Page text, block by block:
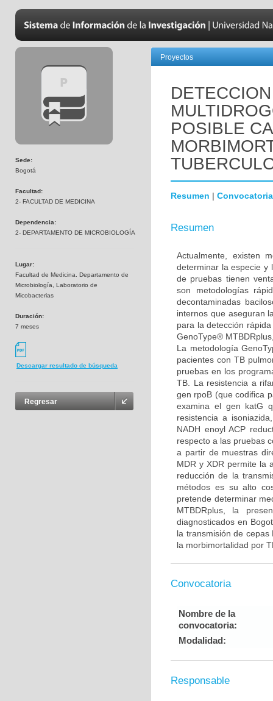
Sede:
Bogotá
Facultad:
2- FACULTAD DE MEDICINA
Dependencia:
2- DEPARTAMENTO DE MICROBIOLOGÍA
Lugar:
Facultad de Medicina. Departamento de
Microbiología, Laboratorio de
Micobacterias
Duración:
7 meses
Descargar resultado de búsqueda
Regresar
Proyectos
POSIBLE
Resumen | Convocatoria
Resumen
Actualmente, existen
determinar la especie y
de pruebas tienen
son metodologías
decontaminadas
internos que aseguran
para la detección
GenoType®
La metodología
pacientes con TB
pruebas en los
TB. La resistencia a
gen rpoB (que codifica
examina el gen katG
resistencia a
NADH enoyl ACP
respecto a las pruebas
a partir de muestras
MDR y XDR permite la
reducción de la
métodos es su alto
pretende determinar
MTBDRplus, la
diagnosticados en
la transmisión de
la morbimortalidad por
Convocatoria
Nombre de la
convocatoria:
Modalidad:
Responsable